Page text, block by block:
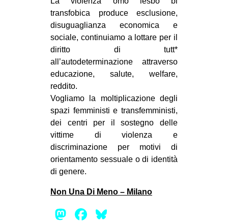
transfobica produce esclusione,
disuguaglianza economica e
sociale, continuiamo a lottare per il
diritto di tutt*
all’autodeterminazione attraverso
educazione, salute, welfare,
reddito.
Vogliamo la moltiplicazione degli
spazi femministi e transfemministi,
dei centri per il sostegno delle
vittime di violenza e
discriminazione per motivi di
orientamento sessuale o di identità
di genere.
Non Una Di Meno – Milano
Mastodon
Facebook